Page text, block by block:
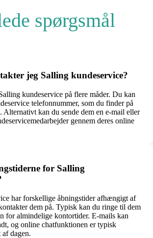
spørgsmål
jeg Salling kundeservice?
kundeservice på flere måder. Du kan
telefonnummer, som du finder på
Alternativt kan du sende dem en e-mail eller
gennem deres online
for Salling
har forskellige åbningstider afhængigt af
dem på. Typisk kan du ringe til dem
for almindelige kontortider. E-mails kan
og online chatfunktionen er typisk
dagen.